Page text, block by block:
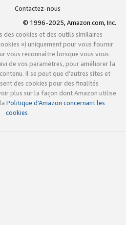
Contactez-nous
© 1996-2025, Amazon.com, Inc.
des cookies et des outils similaires
») uniquement pour vous fournir
vous reconnaître lorsque vous vous
de vos paramètres, pour améliorer la
Il se peut que d’autres sites et
des cookies pour des finalités
plus sur la façon dont Amazon utilise
Politique d’Amazon concernant les
cookies